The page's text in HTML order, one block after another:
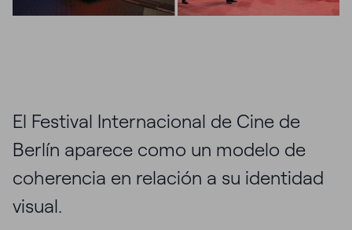
El Festival Internacional de Cine de
Berlín aparece como un modelo de
coherencia en relación a su identidad
visual.